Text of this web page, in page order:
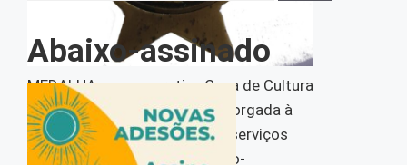
MEDALHA comemorativa Casa de Cultura
Euclides da Cunha (verso) outorgada à
Rachel Bueno “por relevantes serviços
prestados ao euclidianismo rio-
Abaixo-assinado